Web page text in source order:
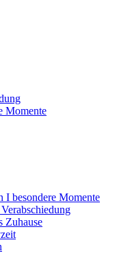
Momente
I besondere Momente
Zuhause